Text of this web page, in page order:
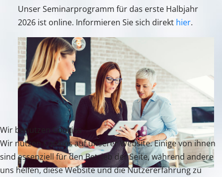
Unser Seminarprogramm für das erste Halbjahr
2026 ist online. Informieren Sie sich direkt hier.
Wir benutzen Cookies
Wir nutzen Cookies auf unserer Website. Einige von ihnen
sind essenziell für den Betrieb der Seite, während andere
uns helfen, diese Website und die Nutzererfahrung zu